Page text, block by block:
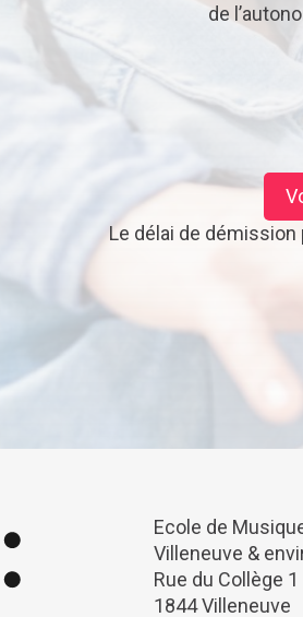
de
Le délai de
Ecole de
Villeneuve &
Rue du Collège 1
1844 Villeneuve